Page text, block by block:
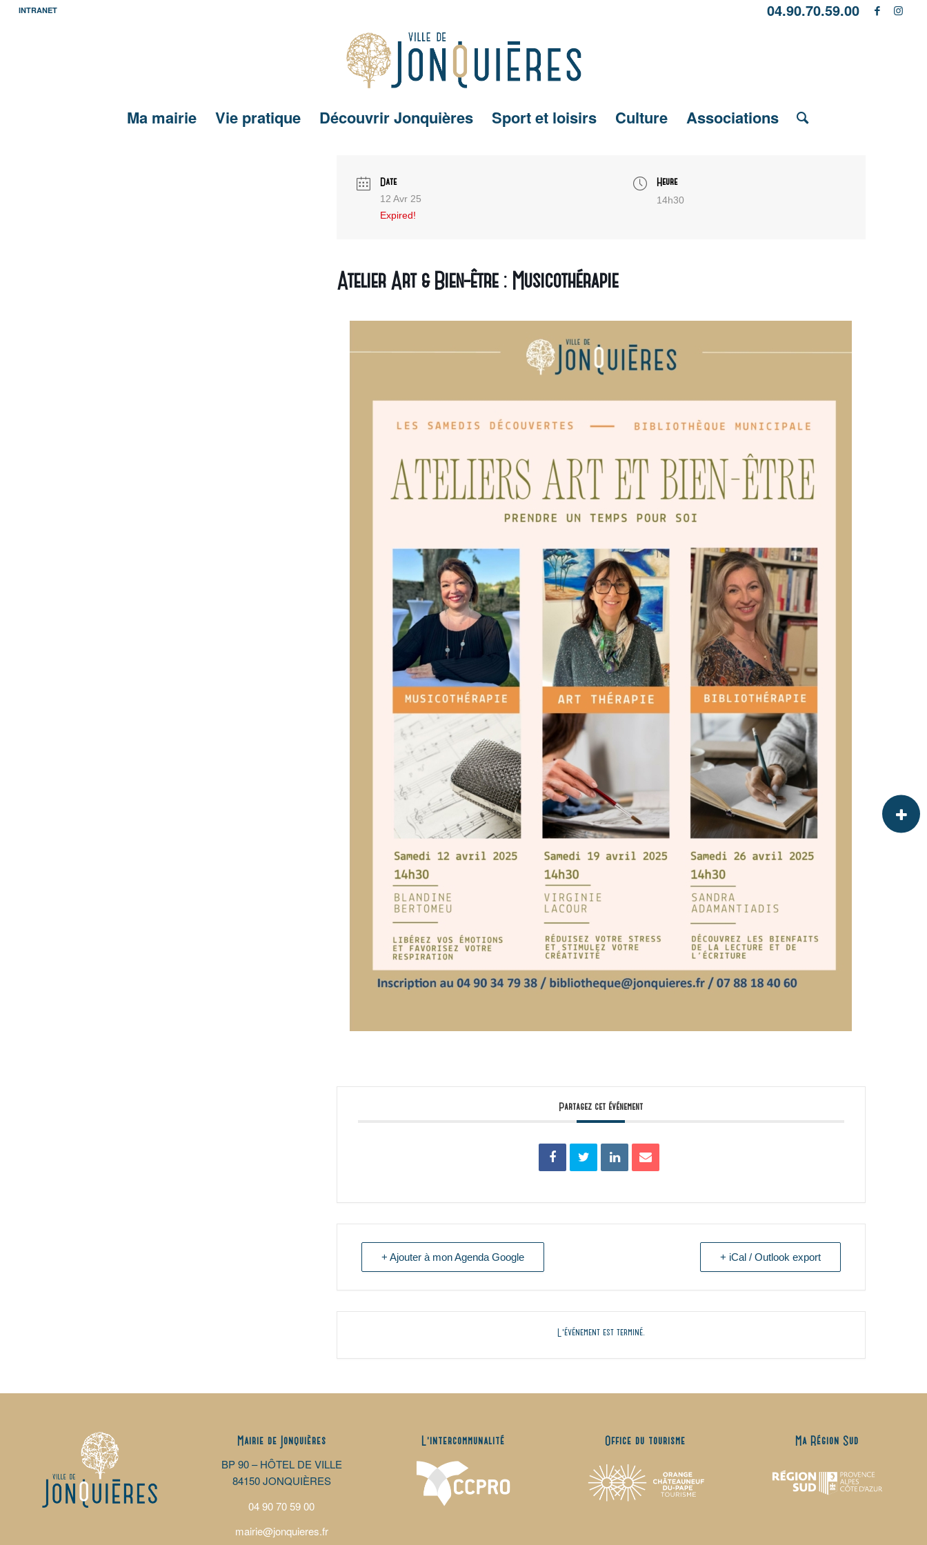
INTRANET 04.90.70.59.00
Ma mairie Vie pratique Découvrir Jonquières Sport et loisirs Culture Associations
Date
12 Avr 25
Expired!
Heure
14h30
Atelier Art & Bien-être : Musicothérapie
Partagez cet événement
+ Ajouter à mon Agenda Google + iCal / Outlook export
L'événement est terminé.
Mairie de Jonquières
BP 90 – HÔTEL DE VILLE
84150 JONQUIÈRES
04 90 70 59 00
mairie@jonquieres.fr
L’intercommunalité Office du tourisme Ma Région Sud